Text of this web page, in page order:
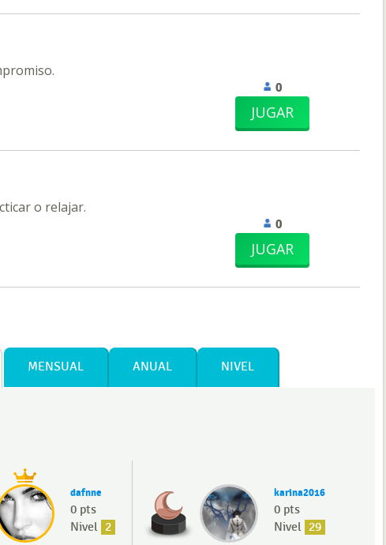
0
JUGAR
o relajar.
0
JUGAR
MENSUAL ANUAL NIVEL
dafnne
0 pts
Nivel 2
karina2016
0 pts
Nivel 29